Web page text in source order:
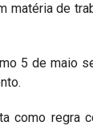
matéria de
5 de maio
como regra